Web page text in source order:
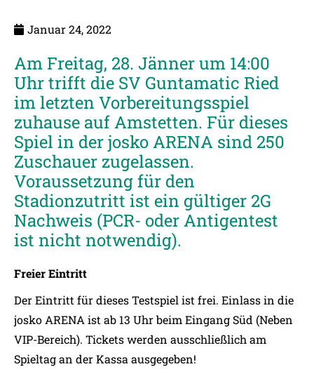
Januar 24, 2022
Am Freitag, 28. Jänner um 14:00
Uhr trifft die SV Guntamatic Ried
im letzten Vorbereitungsspiel
zuhause auf Amstetten. Für dieses
Spiel in der josko ARENA sind 250
Zuschauer zugelassen.
Voraussetzung für den
Stadionzutritt ist ein gültiger 2G
Nachweis (PCR- oder Antigentest
ist nicht notwendig).
Freier Eintritt
Der Eintritt für dieses Testspiel ist frei. Einlass in die
josko ARENA ist ab 13 Uhr beim Eingang Süd (Neben
VIP-Bereich). Tickets werden ausschließlich am
Spieltag an der Kassa ausgegeben!